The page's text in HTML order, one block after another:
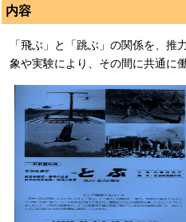
内容
「飛ぶ」と「跳ぶ」の関係を、推
象や実験により、その間に共通に